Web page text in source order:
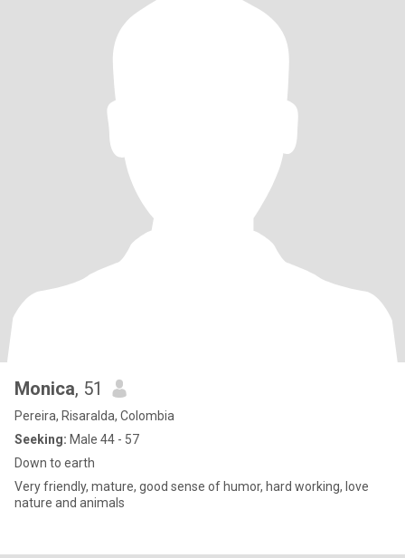
Monica, 51
Pereira, Risaralda, Colombia
Seeking: Male 44 - 57
Down to earth
Very friendly, mature, good sense of humor, hard working, love
nature and animals